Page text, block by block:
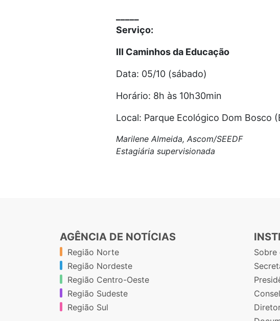
Serviço:
III Caminhos da Educação
Data: 05/10 (sábado)
Horário: 8h às 10h30min
Local: Parque Ecológico Dom Bosco
Marilene Almeida, Ascom/SEEDF
Estagiária supervisionada
AGÊNCIA DE NOTÍCIAS
Região Norte
Região Nordeste
Região Centro-Oeste
Região Sudeste
Região Sul
Sobre